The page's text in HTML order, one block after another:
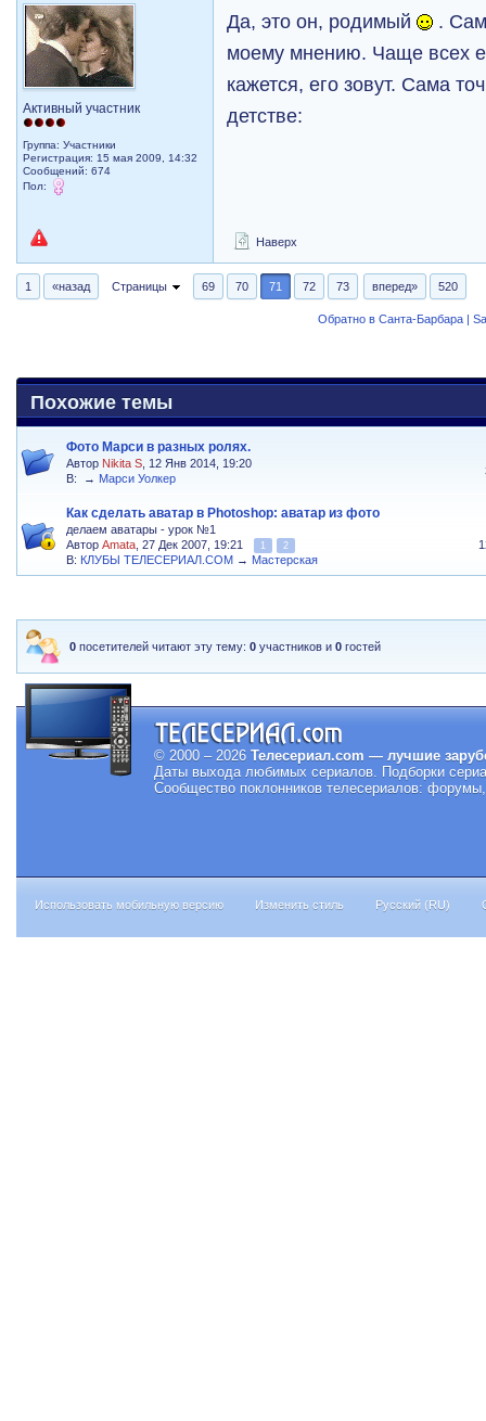
Активный участник
Группа: Участники
Регистрация: 15 мая 2009, 14:32
Сообщений: 674
Пол:
Да, это он, родимый
.
моему мнению. Чаще всех
кажется, его зовут. Сама
детстве:
Наверх
1 «назад Страницы 69 70 71 72 73 вперед» 520
Обратно в Санта-Барбара |
Похожие темы
Фото Марси в разных ролях.
Автор Nikita S , 12 Янв 2014, 19:20
В:
→ Марси Уолкер
Как сделать аватар в Photoshop: аватар из фото
делаем аватары - урок №1
АвторAmata , 27 Дек 2007, 19:21 1 2
В: КЛУБЫ ТЕЛЕСЕРИАЛ.COM → Мастерская
0 посетителей читают эту тему:0 участников и0 гостей
© 2000 – 2026 Телесериал.com — лучшие
Даты выхода любимых сериалов. Подборки
Сообщество поклонников телесериалов:
Использовать мобильную версию Изменить стиль Русский (RU)